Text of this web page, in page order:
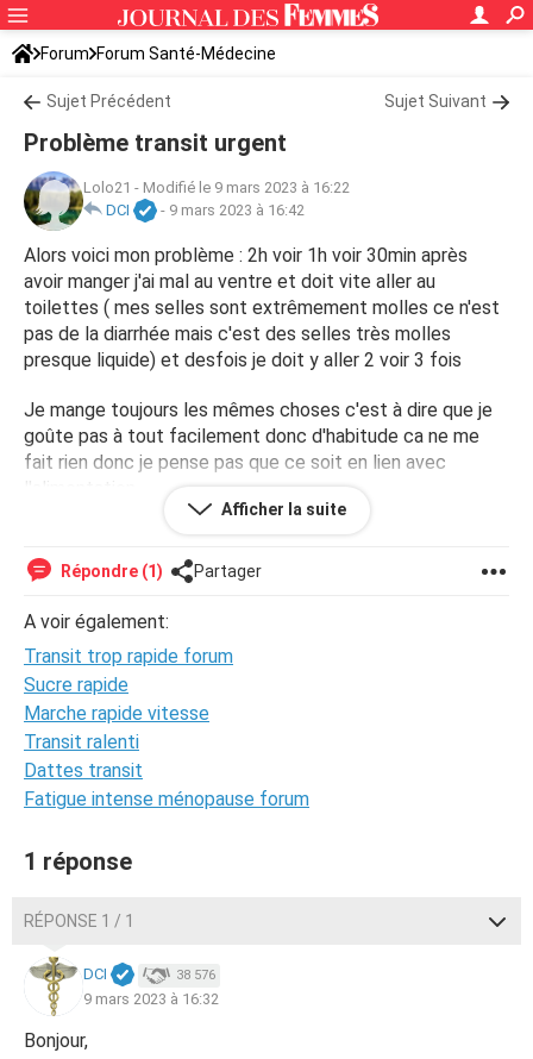
Forum Forum Santé-Médecine
Symptômes et maladies courantes
Sujet Précédent Sujet Suivant
Problème transit urgent
Lolo21 - Modifié le 9 mars 2023 à 16:22
DCI
- 9 mars 2023 à 16:42
Alors voici mon problème : 2h voir 1h voir 30min après
avoir manger j'ai mal au ventre et doit vite aller au
toilettes ( mes selles sont extrêmement molles ce n'est
pas de la diarrhée mais c'est des selles très molles
presque liquide) et desfois je doit y aller 2 voir 3 fois
Je mange toujours les mêmes choses c'est à dire que je
goûte pas à tout facilement donc d'habitude ca ne me
fait rien donc je pense pas que ce soit en lien avec
l'alimentation
m'arrangerai beaucoup
Merci à vous tous
Afficher la suite
Répondre (1) Partager
A voir également:
Transit trop rapide forum
Sucre rapide
Marche rapide vitesse
Transit ralenti
Dattes transit
Fatigue intense ménopause forum
1 réponse
RÉPONSE 1 / 1
DCI 38 576
9 mars 2023 à 16:32
Bonjour,